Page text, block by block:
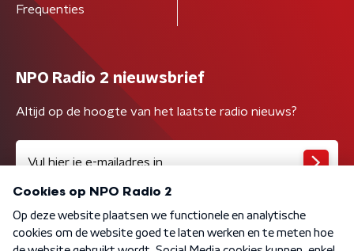
Frequenties
NPO Radio 2 nieuwsbrief
Altijd op de hoogte van het laatste radio nieuws?